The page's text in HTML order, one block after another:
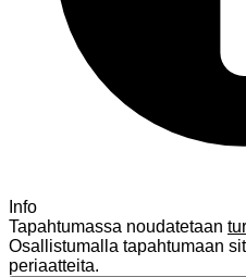
Info
Tapahtumassa noudatetaan
Osallistumalla tapahtumaan
periaatteita.